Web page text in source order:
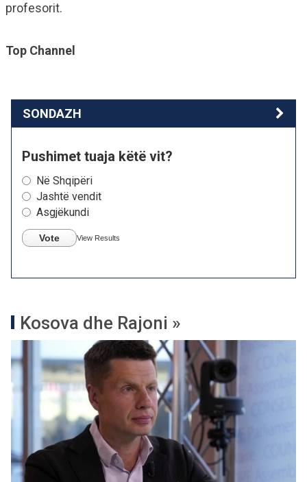
profesorit.
Top Channel
SONDAZH
Pushimet tuaja këtë vit?
Në Shqipëri
Jashtë vendit
Asgjëkundi
Vote View Results
Kosova dhe Rajoni »